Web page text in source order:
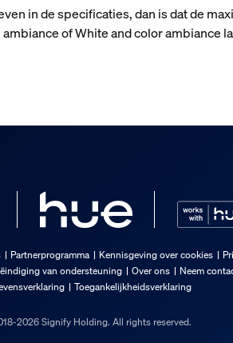
in de specificaties, dan is dat de
of White and color ambiance
Partnerprogramma Kennisgeving over cookies
van ondersteuning Over ons Neem
Toegankelijkheidsverklaring
2026 Signify Holding. All rights reserved.